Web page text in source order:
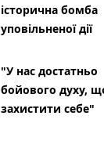
історична бомба
уповільненої дії
"У нас достатньо
бойового духу,
захистити себе"